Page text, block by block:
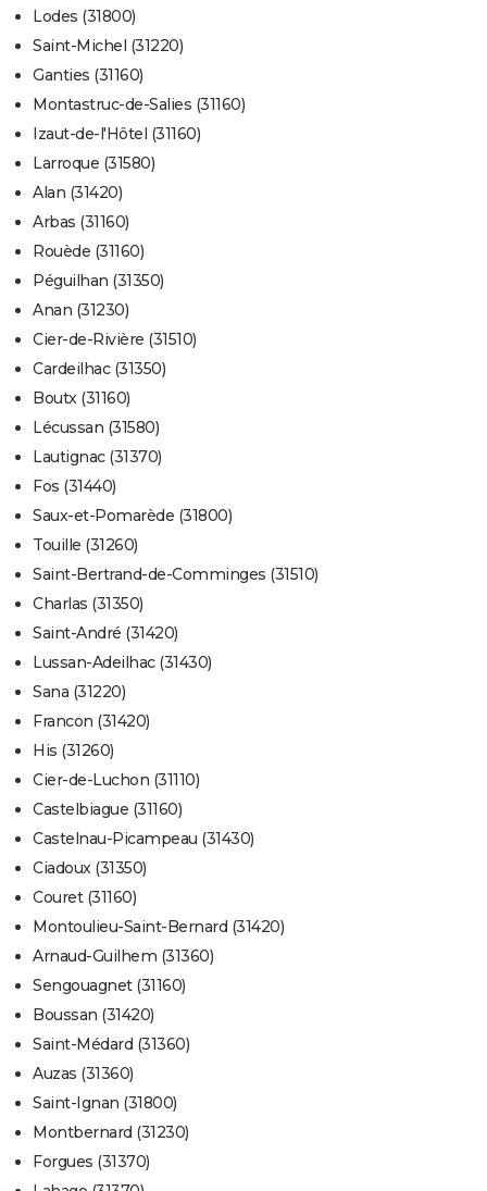
Lodes (31800)
Saint-Michel (31220)
Ganties (31160)
Montastruc-de-Salies (31160)
Izaut-de-l'Hôtel (31160)
Larroque (31580)
Alan (31420)
Arbas (31160)
Rouède (31160)
Péguilhan (31350)
Anan (31230)
Cier-de-Rivière (31510)
Cardeilhac (31350)
Boutx (31160)
Lécussan (31580)
Lautignac (31370)
Fos (31440)
Saux-et-Pomarède (31800)
Touille (31260)
Saint-Bertrand-de-Comminges (31510)
Charlas (31350)
Saint-André (31420)
Lussan-Adeilhac (31430)
Sana (31220)
Francon (31420)
His (31260)
Cier-de-Luchon (31110)
Castelbiague (31160)
Castelnau-Picampeau (31430)
Ciadoux (31350)
Couret (31160)
Montoulieu-Saint-Bernard (31420)
Arnaud-Guilhem (31360)
Sengouagnet (31160)
Boussan (31420)
Saint-Médard (31360)
Auzas (31360)
Saint-Ignan (31800)
Montbernard (31230)
Forgues (31370)